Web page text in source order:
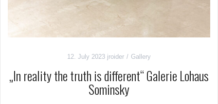
12. July 2023 jroider Gallery
„In reality the truth is different“ Galerie Lohaus
Sominsky